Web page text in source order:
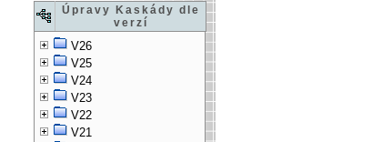
Úpravy Kaskády dle
verzí
V26
V25
V24
V23
V22
V21